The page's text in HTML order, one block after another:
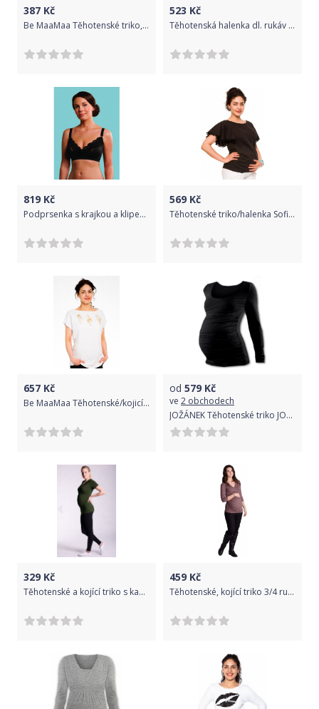
387 Kč
Be MaaMaa Těhotenské triko, kr. rukáv - šedé, Velikosti těh. moda L/XL
523 Kč
Těhotenská halenka dl. rukáv KADA šedá, Velikosti těh. moda XS/L
819 Kč
Podprsenka s krajkou a klipem ke kojení Carriwell Černá I
569 Kč
Těhotenské triko/halenka Sofie - černé, Velikosti těh. moda L (40)
657 Kč
Be MaaMaa Těhotenské/kojicí triko, halenka, PÍRKA - bílé, Velikosti těh. moda XS (32-34)
od 579 Kč
ve 2 obchodech
JOŽÁNEK Těhotenské triko JOHANKA s dlouhým rukávem - černá
329 Kč
Těhotenské a kojící triko s kapucí, kr. rukáv - khaki - L/XL
459 Kč
Těhotenské, kojící triko 3/4 rukáv - cappucino, Velikosti těh. moda S/M